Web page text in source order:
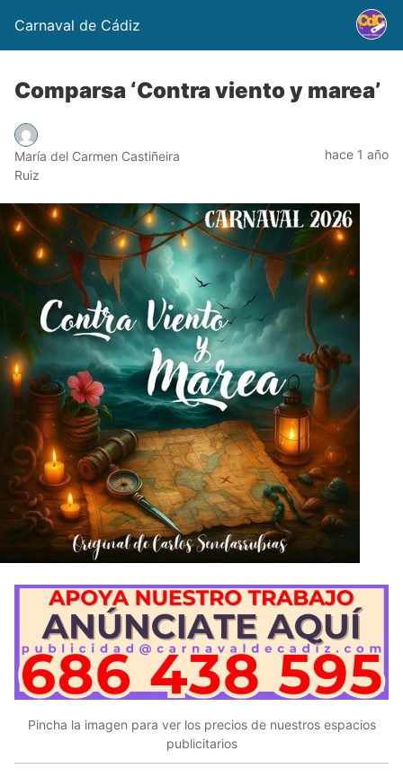
Carnaval de Cádiz
Comparsa ‘Contra viento y marea’
María del Carmen Castiñeira
Ruiz
hace 1 año
Pincha la imagen para ver los precios de nuestros espacios
publicitarios